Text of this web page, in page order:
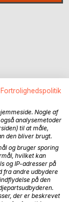
holdepunkt.
moedet med
stilhed
blandt fjelde
Fortrolighedspolitik
Nogle af
analysemetoder
til at måle,
den bliver brugt.
og bruger sporing
hvilket kan
og IP-adresser på
fra andre udbydere
på den
der er beskrevet